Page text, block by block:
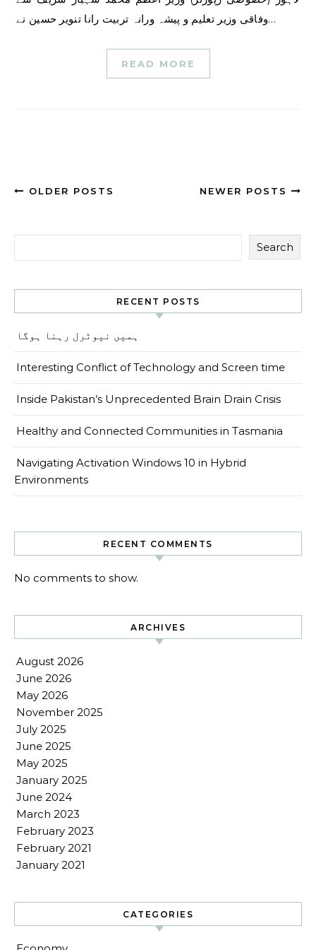
وفاقی وزیر تعلیم و پیشہ ورانہ تربیت رانا تنویر حسین نے…
READ MORE
OLDER POSTS NEWER POSTS
Search
RECENT POSTS
ہمیں نیوٹرل رہنا ہوگا
Interesting Conflict of Technology and Screen time
Inside Pakistan’s Unprecedented Brain Drain Crisis
Healthy and Connected Communities in Tasmania
Navigating Activation Windows 10 in Hybrid
Environments
RECENT COMMENTS
No comments to show.
ARCHIVES
August 2026
June 2026
May 2026
November 2025
July 2025
June 2025
May 2025
January 2025
June 2024
March 2023
February 2023
February 2021
January 2021
CATEGORIES